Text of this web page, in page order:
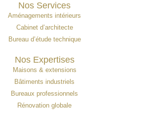
Nos Services
Aménagements intérieurs
Cabinet d’architecte
Bureau d’étude technique
Nos Expertises
Maisons & extensions
Bâtiments industriels
Bureaux professionnels
Rénovation globale